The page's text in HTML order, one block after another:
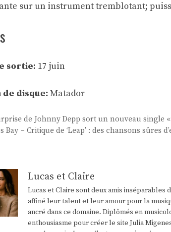
sur un instrument tremblotant;
sortie: 17 juin
de disque: Matador
de Johnny Depp sort un nouveau single
Bay – Critique de ‘Leap’ : des chansons sûres
Lucas et Claire
Lucas et Claire sont deux amis
affiné leur talent et leur amour pour la
ancré dans ce domaine. Diplômés en
enthousiasme pour créer le site Julia